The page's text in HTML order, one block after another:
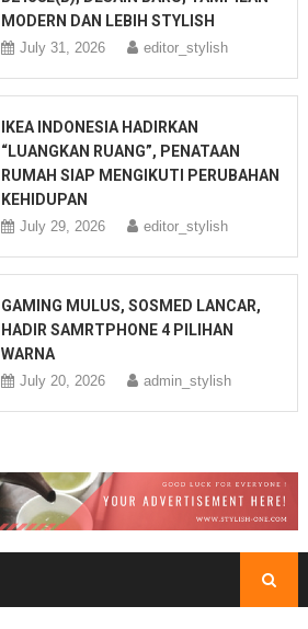
MODERN DAN LEBIH STYLISH
July 31, 2026 editor_stylish
IKEA INDONESIA HADIRKAN
“LUANGKAN RUANG”, PENATAAN
RUMAH SIAP MENGIKUTI PERUBAHAN
KEHIDUPAN
July 29, 2026 editor_stylish
GAMING MULUS, SOSMED LANCAR,
HADIR SAMRTPHONE 4 PILIHAN
WARNA
July 20, 2026 admin_stylish